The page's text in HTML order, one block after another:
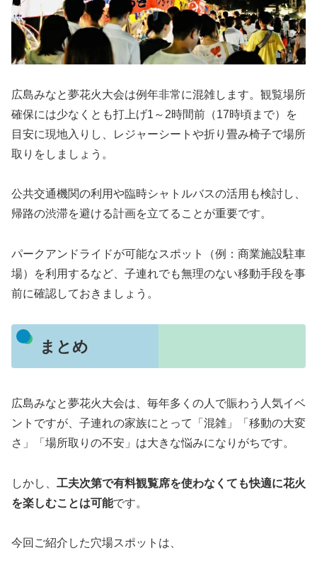
広島みなと夢花火大会は例年非常に混雑します。観覧場所
確保には少なくとも打上げ1～2時間前（17時頃まで）を
目安に現地入りし、レジャーシートや折り畳み椅子で場所
取りをしましょう。
公共交通機関の利用や臨時シャトルバスの活用も検討し、
帰路の渋滞を避ける計画を立てることが重要です。
パークアンドライドが可能なスポット（例：商業施設駐車
場）を利用するなど、子連れでも無理のない移動手段を事
前に確認しておきましょう。
まとめ
広島みなと夢花火大会は、毎年多くの人で賑わう人気イベ
ントですが、子連れの家族にとって「混雑」「移動の大変
さ」「場所取りの不安」は大きな悩みになりがちです。
しかし、 工夫次第で有料観覧席を使わなくても快適に花火
を楽しむことは可能です。
今回ご紹介した穴場スポットは、